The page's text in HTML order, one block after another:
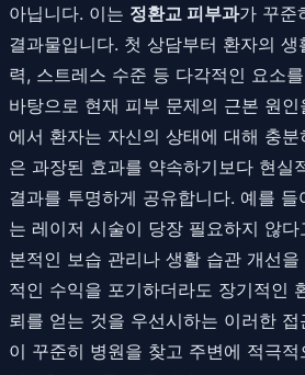
아닙니다. 이는 정환교 피부과가 꾸준
결과물입니다. 첫 상담부터 환자의
력, 스트레스 수준 등 다각적인 요소
바탕으로 현재 피부 문제의 근본 원
에서 환자는 자신의 상태에 대해 충
은 과장된 효과를 약속하기보다 현실
결과를 투명하게 공유합니다. 예를
는 레이저 시술이 당장 필요하지 않
본적인 보습 관리나 생활 습관 개선
적인 수익을 포기하더라도 장기적인
뢰를 얻는 것을 우선시하는 이러한
이 꾸준히 병원을 찾고 주변에 적극